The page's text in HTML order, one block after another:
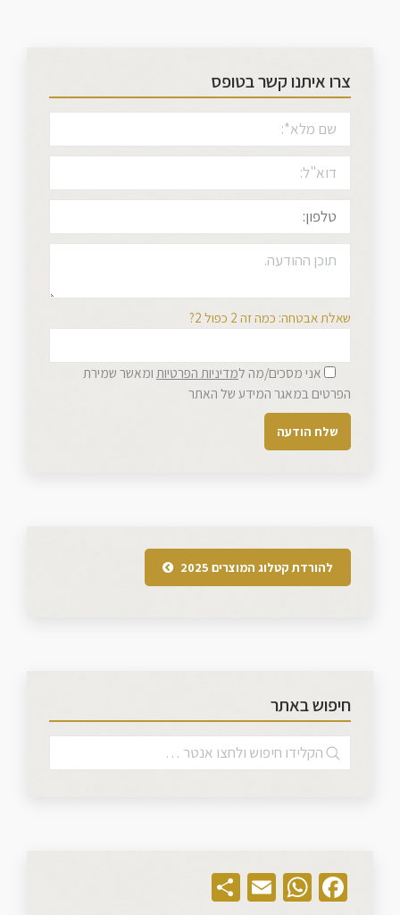
צרו איתנו קשר בטופס
שאלת אבטחה: כמה זה 2 כפול 2?
אני מסכים/מה למדיניות הפרטיות ומאשר שמירת
הפרטים במאגר המידע של האתר
להורדת קטלוג המוצרים 2025
חיפוש באתר
Facebook
WhatsApp
Email